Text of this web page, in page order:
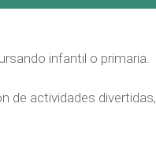
infantil o primaria.
de actividades divertidas,